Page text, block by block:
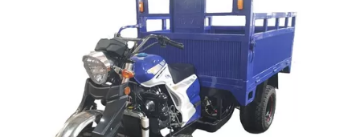
HARITASI